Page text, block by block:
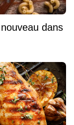
dans